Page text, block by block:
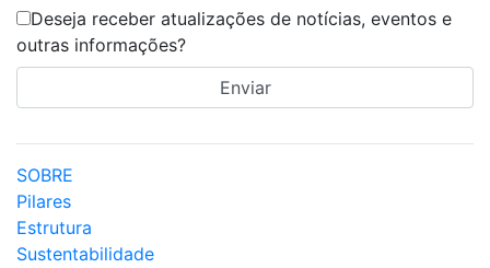
Deseja receber atualizações de notícias, eventos e
outras informações?
SOBRE
Pilares
Estrutura
Sustentabilidade